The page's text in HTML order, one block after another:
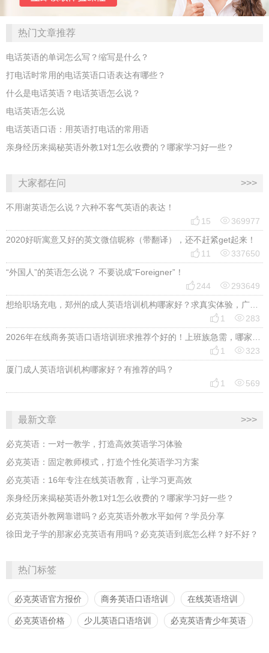
热门文章推荐
电话英语的单词怎么写？缩写是什么？
打电话时常用的电话英语口语表达有哪些？
什么是电话英语？电话英语怎么说？
电话英语怎么说
电话英语口语：用英语打电话的常用语
亲身经历来揭秘英语外教1对1怎么收费的？哪家学习好一些？
大家都在问 >>>
不用谢英语怎么说？六种不客气英语的表达！
 15 369977
2020好听寓意又好的英文微信昵称（带翻译），还不赶紧get起来！
 11 337650
“外国人”的英语怎么说？ 不要说成“Foreigner”！
 244 293649
想给职场充电，郑州的成人英语培训机构哪家好？求真实体验，广告勿扰，感谢！
 1 283
2026年在线商务英语口语培训班求推荐个好的！上班族急需，哪家好？
 1 323
厦门成人英语培训机构哪家好？有推荐的吗？
 1 569
最新文章 >>>
必克英语：一对一教学，打造高效英语学习体验
必克英语：固定教师模式，打造个性化英语学习方案
必克英语：16年专注在线英语教育，让学习更高效
亲身经历来揭秘英语外教1对1怎么收费的？哪家学习好一些？
必克英语外教网靠谱吗？必克英语外教水平如何？学员分享
​徐田龙子学的那家必克英语有用吗？必克英语到底怎么样？好不好？
热门标签
必克英语官方报价 商务英语口语培训 在线英语培训
必克英语价格 少儿英语口语培训 必克英语青少年英语